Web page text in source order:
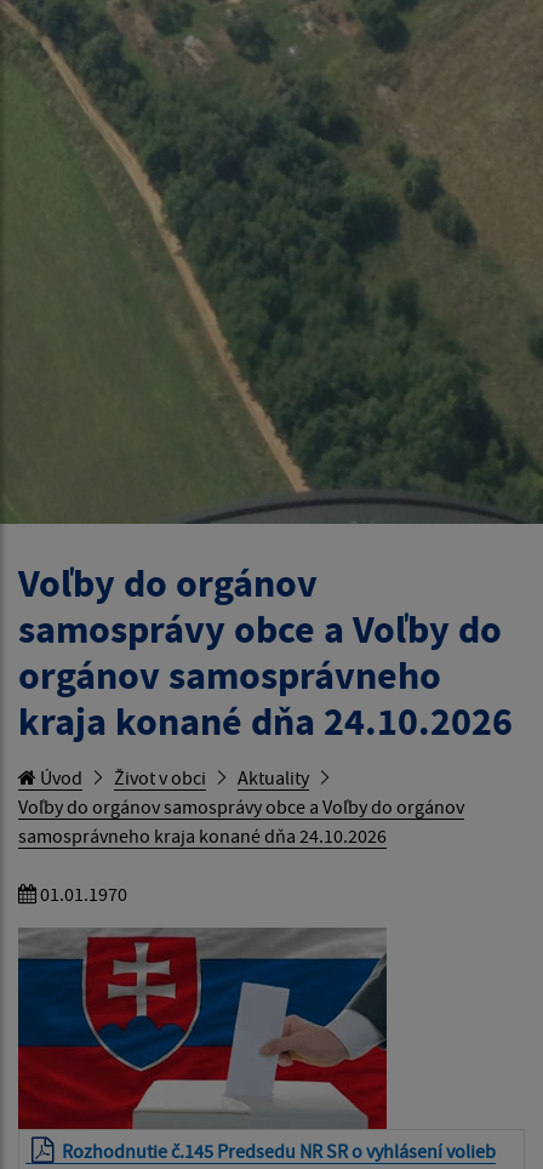
Voľby do orgánov
samosprávy obce a Voľby do
orgánov samosprávneho
kraja konané dňa 24.10.2026
Úvod Život v obci
Aktuality
Voľby do orgánov samosprávy obce a Voľby do orgánov
samosprávneho kraja konané dňa 24.10.2026
01.01.1970
Rozhodnutie č.145 Predsedu NR SR o vyhlásení volieb